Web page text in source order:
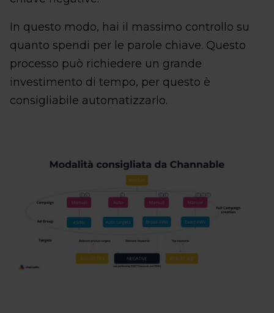
In questo modo, hai il massimo controllo su
quanto spendi per le parole chiave. Questo
processo può richiedere un grande
investimento di tempo, per questo è
consigliabile automatizzarlo.